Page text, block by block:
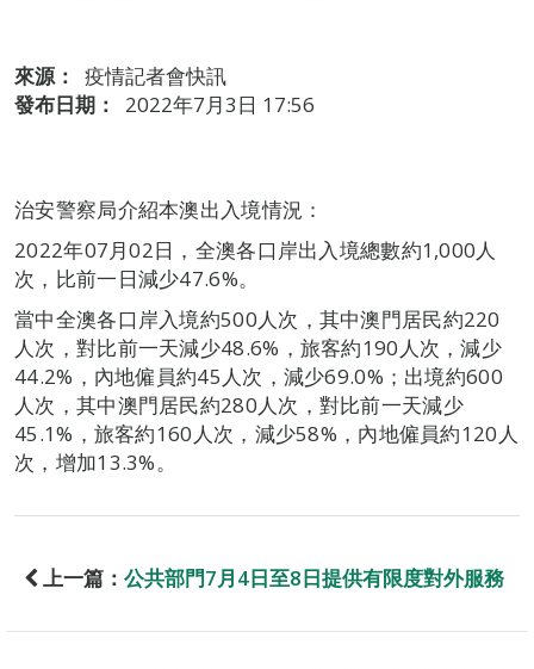
來源：
疫情記者會快訊
發布日期：
2022年7月3日 17:56
治安警察局介紹本澳出入境情況：
2022年07月02日，全澳各口岸出入境總數約1,000人
次，比前一日減少47.6%。
當中全澳各口岸入境約500人次，其中澳門居民約220
人次，對比前一天減少48.6%，旅客約190人次，減少
44.2%，內地僱員約45人次，減少69.0%；出境約600
人次，其中澳門居民約280人次，對比前一天減少
45.1%，旅客約160人次，減少58%，內地僱員約120人
次，增加13.3%。
上一篇： 公共部門7月4日至8日提供有限度對外服務